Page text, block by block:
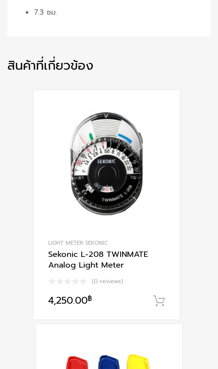
7.3 ซม.
สินค้าที่เกี่ยวข้อง
LIGHT METER SEKONIC
Sekonic L-208 TWINMATE
Analog Light Meter
(0 reviews)
4,250.00฿